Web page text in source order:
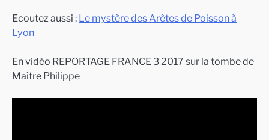
Ecoutez aussi : Le mystère des Arêtes de Poisson à
Lyon
En vidéo REPORTAGE FRANCE 3 2017 sur la tombe de
Maître Philippe